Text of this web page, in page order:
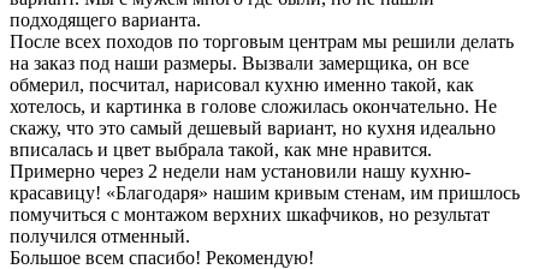
подходящего варианта.
После всех походов по торговым центрам мы решили делать
на заказ под наши размеры. Вызвали замерщика, он все
обмерил, посчитал, нарисовал кухню именно такой, как
хотелось, и картинка в голове сложилась окончательно. Не
скажу, что это самый дешевый вариант, но кухня идеально
вписалась и цвет выбрала такой, как мне нравится.
Примерно через 2 недели нам установили нашу кухню-
красавицу! «Благодаря» нашим кривым стенам, им пришлось
помучиться с монтажом верхних шкафчиков, но результат
получился отменный.
Большое всем спасибо! Рекомендую!